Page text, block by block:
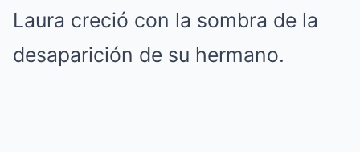
Laura creció con la sombra de la
desaparición de su hermano.